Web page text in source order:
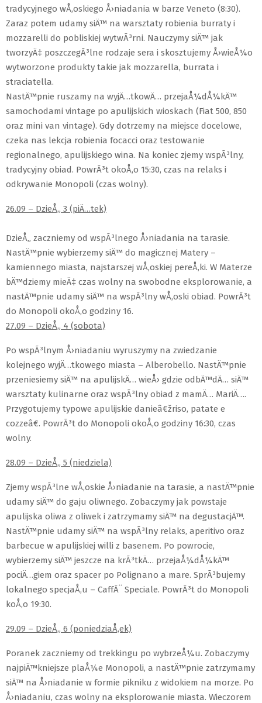
tradycyjnego wÅ‚oskiego Å›niadania w barze Veneto (8:30).
Zaraz potem udamy siÄ™ na warsztaty robienia burraty i
mozzarelli do pobliskiej wytwÃ³rni. Nauczymy siÄ™ jak
tworzyÄ‡ poszczegÃ³lne rodzaje sera i skosztujemy Å›wieÅ¼o
wytworzone produkty takie jak mozzarella, burrata i
straciatella.
NastÄ™pnie ruszamy na wyjÄ…tkowÄ… przejaÅ¼dÅ¼kÄ™
samochodami vintage po apulijskich wioskach (Fiat 500, 850
oraz mini van vintage). Gdy dotrzemy na miejsce docelowe,
czeka nas lekcja robienia focacci oraz testowanie
regionalnego, apulijskiego wina. Na koniec zjemy wspÃ³lny,
tradycyjny obiad. PowrÃ³t okoÅ‚o 15:30, czas na relaks i
odkrywanie Monopoli (czas wolny).
26.09 – DzieÅ„ 3 (piÄ…tek)
DzieÅ„ zaczniemy od wspÃ³lnego Å›niadania na tarasie.
NastÄ™pnie wybierzemy siÄ™ do magicznej Matery –
kamiennego miasta, najstarszej wÅ‚oskiej pereÅ‚ki. W Materze
bÄ™dziemy mieÄ‡ czas wolny na swobodne eksplorowanie, a
nastÄ™pnie udamy siÄ™ na wspÃ³lny wÅ‚oski obiad. PowrÃ³t
do Monopoli okoÅ‚o godziny 16.
27.09 – DzieÅ„ 4 (sobota)
Po wspÃ³lnym Å›niadaniu wyruszymy na zwiedzanie
kolejnego wyjÄ…tkowego miasta – Alberobello. NastÄ™pnie
przeniesiemy siÄ™ na apulijskÄ… wieÅ› gdzie odbÄ™dÄ… siÄ™
warsztaty kulinarne oraz wspÃ³lny obiad z mamÄ… MariÄ….
Przygotujemy typowe apulijskie danieâ€žriso, patate e
cozzeâ€. PowrÃ³t do Monopoli okoÅ‚o godziny 16:30, czas
wolny.
28.09 – DzieÅ„ 5 (niedziela)
Zjemy wspÃ³lne wÅ‚oskie Å›niadanie na tarasie, a nastÄ™pnie
udamy siÄ™ do gaju oliwnego. Zobaczymy jak powstaje
apulijska oliwa z oliwek i zatrzymamy siÄ™ na degustacjÄ™.
NastÄ™pnie udamy siÄ™ na wspÃ³lny relaks, aperitivo oraz
barbecue w apulijskiej willi z basenem. Po powrocie,
wybierzemy siÄ™ jeszcze na krÃ³tkÄ… przejaÅ¼dÅ¼kÄ™
pociÄ…giem oraz spacer po Polignano a mare. SprÃ³bujemy
lokalnego specjaÅ‚u – CaffÃ¨ Speciale. PowrÃ³t do Monopoli
koÅ‚o 19:30.
29.09 – DzieÅ„ 6 (poniedziaÅ‚ek)
Poranek zaczniemy od trekkingu po wybrzeÅ¼u. Zobaczymy
najpiÄ™kniejsze plaÅ¼e Monopoli, a nastÄ™pnie zatrzymamy
siÄ™ na Å›niadanie w formie pikniku z widokiem na morze. Po
Å›niadaniu, czas wolny na eksplorowanie miasta. Wieczorem